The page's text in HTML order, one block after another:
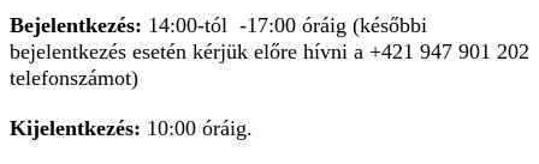
Bejelentkezés: 14:00-tól -17:00 óráig (későbbi
bejelentkezés esetén kérjük előre hívni a +421 947 901 202
telefonszámot)
Kijelentkezés: 10:00 óráig.